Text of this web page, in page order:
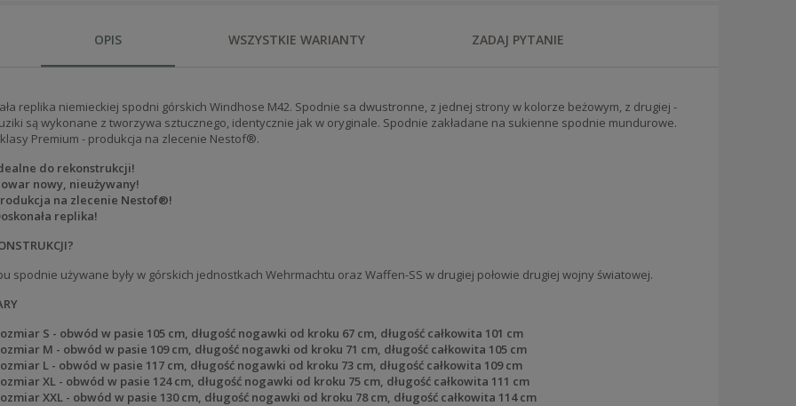
OPIS WSZYSTKIE WARIANTY ZADAJ PYTANIE
replika niemieckiej spodni górskich Windhose M42. Spodnie sa dwustronne, z jednej strony w kolorze beżowym, z drugiej -
są wykonane z tworzywa sztucznego, identycznie jak w oryginale. Spodnie zakładane na sukienne spodnie mundurowe.
Premium - produkcja na zlecenie Nestof®.
do rekonstrukcji!
nowy, nieużywany!
na zlecenie Nestof®!
replika!
spodnie używane były w górskich jednostkach Wehrmachtu oraz Waffen-SS w drugiej połowie drugiej wojny światowej.
S - obwód w pasie 105 cm, długość nogawki od kroku 67 cm, długość całkowita 101 cm
M - obwód w pasie 109 cm, długość nogawki od kroku 71 cm, długość całkowita 105 cm
L - obwód w pasie 117 cm, długość nogawki od kroku 73 cm, długość całkowita 109 cm
XL - obwód w pasie 124 cm, długość nogawki od kroku 75 cm, długość całkowita 111 cm
XXL - obwód w pasie 130 cm, długość nogawki od kroku 78 cm, długość całkowita 114 cm